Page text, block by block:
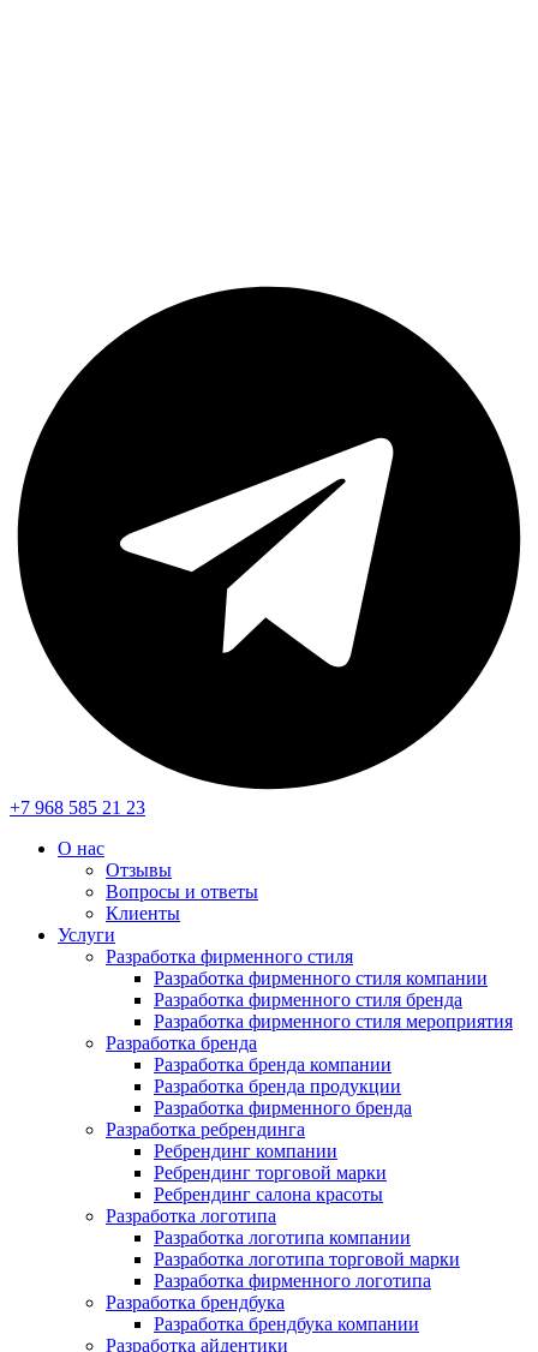
+7 968 585 21 23
О нас
Отзывы
Вопросы и ответы
Клиенты
Услуги
Разработка фирменного стиля
Разработка фирменного стиля компании
Разработка фирменного стиля бренда
Разработка фирменного стиля мероприятия
Разработка бренда
Разработка бренда компании
Разработка бренда продукции
Разработка фирменного бренда
Разработка ребрендинга
Ребрендинг компании
Ребрендинг торговой марки
Ребрендинг салона красоты
Разработка логотипа
Разработка логотипа компании
Разработка логотипа торговой марки
Разработка фирменного логотипа
Разработка брендбука
Разработка брендбука компании
Разработка айдентики